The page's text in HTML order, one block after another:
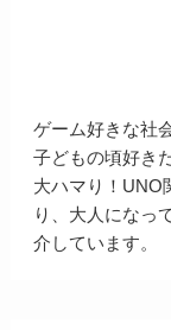
ゲーム好きな社
子どもの頃好き
大ハマり！UNO
り、大人になっ
介しています。